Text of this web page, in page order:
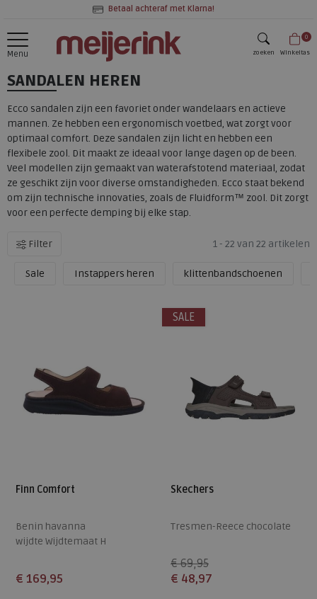
Betaal achteraf met Klarna!
Menu zoeken
0
Winkeltas
SANDALEN HEREN
Ecco sandalen zijn een favoriet onder wandelaars en actieve
mannen. Ze hebben een ergonomisch voetbed, wat zorgt voor
optimaal comfort. Deze sandalen zijn licht en hebben een
flexibele zool. Dit maakt ze ideaal voor lange dagen op de been.
Veel modellen zijn gemaakt van waterafstotend materiaal, zodat
ze geschikt zijn voor diverse omstandigheden. Ecco staat bekend
om zijn technische innovaties, zoals de Fluidform™ zool. Dit zorgt
voor een perfecte demping bij elke stap.
Filter 1 - 22 van 22 artikelen
Sale Instappers heren klittenbandschoenen
Finn Comfort
Benin havanna
wijdte Wijdtemaat H
€ 169,95
SALE
Skechers
Tresmen-Reece chocolate
€ 69,95
€ 48,97